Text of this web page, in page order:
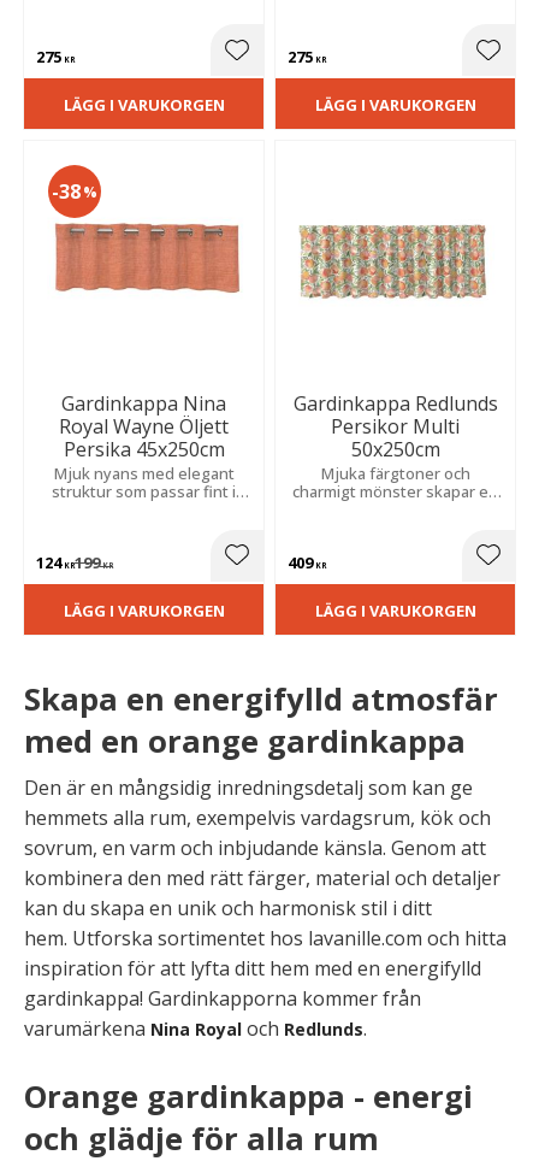
vardagsrum och sovrum.
275 KR Lägg till i favoriter
LÄGG I VARUKORGEN
275 KR
LÄGG I VARUKORGEN
Gardinkappa Nina
Royal Wayne Öljett
Persika 45x250cm
Mjuk nyans med elegant
struktur som passar fint i
124KR199KR
38%
Lägg till i favoriter
LÄGG I VARUKORGEN
Gardinkappa Redlunds
Persikor Multi
50x250cm
Mjuka färgtoner och
charmigt mönster skapar en
409KR
LÄGG I VARUKORGEN
Skapa en energifylld atmosfär
med en orange gardinkappa
Den är en mångsidig inredningsdetalj som kan ge
hemmets alla rum, exempelvis vardagsrum, kök och
sovrum, en varm och inbjudande känsla. Genom att
kombinera den med rätt färger, material och detaljer
kan du skapa en unik och harmonisk stil i ditt
hem. Utforska sortimentet hos lavanille.com och hitta
inspiration för att lyfta ditt hem med en energifylld
gardinkappa! Gardinkapporna kommer från
varumärkena Nina Royal och Redlunds.
Orange gardinkappa - energi
och glädje för alla rum